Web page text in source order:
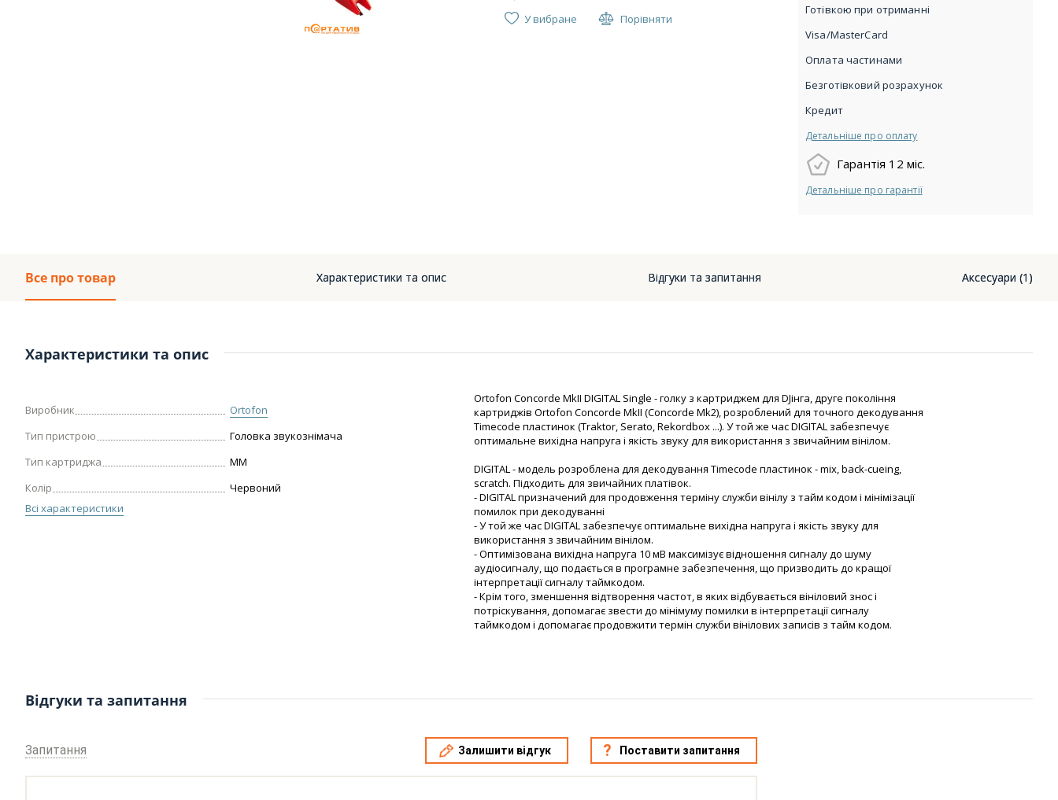
У вибране
Порівняти
Visa/MasterCard
Готівкою при отриманні
Безготівковий розрахунок
Кредит
Оплата частинами
Детальніше про оплату
Гарантія 12 міс.
Детальніше про гарантії
Все про товар Характеристики та опис Відгуки та запитання Аксесуари (1)
Характеристики та опис
Виробник
Ortofon
Тип пристрою
Головка звукознімача
Тип картриджа
MM
Колір
Червоний
Всі характеристики
Ortofon Concorde MkII DIGITAL Single - голку з картриджем для DJінга, друге покоління
картриджів Ortofon Concorde MkII (Concorde Mk2), розроблений для точного декодування
Timecode пластинок (Traktor, Serato, Rekordbox ...). У той же час DIGITAL забезпечує
оптимальне вихідна напруга і якість звуку для використання з звичайним вінілом.
DIGITAL - модель розроблена для декодування Timecode пластинок - mix, back-cueing,
scratch. Підходить для звичайних платівок.
- DIGITAL призначений для продовження терміну служби вінілу з тайм кодом і мінімізації
помилок при декодуванні
- У той же час DIGITAL забезпечує оптимальне вихідна напруга і якість звуку для
використання з звичайним вінілом.
- Оптимізована вихідна напруга 10 мВ максимізує відношення сигналу до шуму
аудіосигналу, що подається в програмне забезпечення, що призводить до кращої
інтерпретації сигналу таймкодом.
- Крім того, зменшення відтворення частот, в яких відбувається вініловий знос і
потріскування, допомагає звести до мінімуму помилки в інтерпретації сигналу
таймкодом і допомагає продовжити термін служби вінілових записів з тайм кодом.
Відгуки та запитання
Запитання Залишити відгук Поставити запитання